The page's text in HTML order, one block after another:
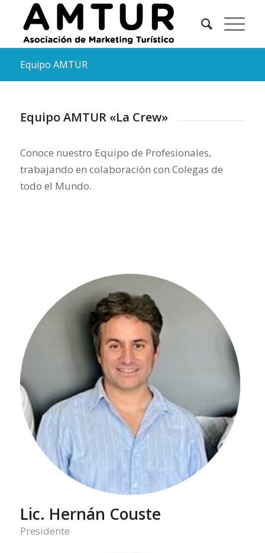
Equipo AMTUR
Equipo AMTUR «La Crew»
Conoce nuestro Equipo de Profesionales,
trabajando en colaboración con Colegas de
todo el Mundo.
Lic. Hernán Couste
Presidente